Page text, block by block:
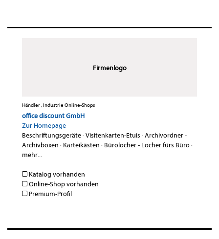
Firmenlogo
Händler , Industrie Online-Shops
office discount GmbH
Zur Homepage
Beschriftungsgeräte·Visitenkarten-Etuis ·Archivordner -
Archivboxen · Karteikästen · Bürolocher - Locher fürs Büro·
mehr...
Katalog vorhanden
Online-Shop vorhanden
Premium-Profil